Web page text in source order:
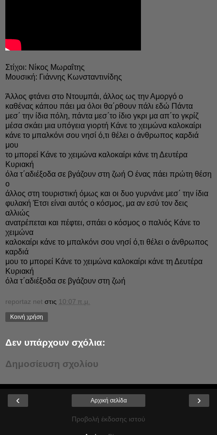
Στίχοι: Νίκος Μωραΐτης
Μουσική: Γιάννης Κωνσταντινίδης
Άλλος φτάνει στο Ντουμπάι, άλλος ως την Αμοργό ο
καθένας κάπου πάει μα όλοι θα΄ρθουν πάλι εδώ Πάντα
μεσ΄ την ίδια πόλη, πάντα μεσ΄το ίδιο γκρι μα απ΄το γκρίζ
μέσα σκάει μια υπόγεια γιορτή Κάνε το χειμώνα καλοκαίρι
κάνε το μπαλκόνι σου νησί ό,τι θέλει ο άνθρωπος καρδιά
μου
το μπορεί Κάνε το χειμώνα καλοκαίρι κάνε τη Δευτέρα
Κυριακή
όλα τ΄αδιέξοδα σε βγάζουν στη ζωή Ο ένας πάει πρώτη θέση
ο
άλλος στη τουριστική όμως και οι δυο γυρνάνε μεσ΄ την ίδια
φυλακή Έτσι είναι αυτός ο κόσμος, μα αν εσύ τον δεις
αλλιώς
ανατρέπεται και πέφτει, σπάει ο κόσμος ο παλιός Κάνε το
χειμώνα
καλοκαίρι κάνε το μπαλκόνι σου νησί ό,τι θέλει ο άνθρωπος
καρδιά
μου το μπορεί Κάνε το χειμώνα καλοκαίρι κάνε τη Δευτέρα
Κυριακή
όλα τ΄αδιέξοδα σε βγάζουν στη ζωή
reportaz net στις 10:07 π.μ.
Κοινή χρήση
Δεν υπάρχουν σχόλια:
Δημοσίευση σχολίου
‹ ›
Αρχική σελίδα
Προβολή έκδοσης ιστού